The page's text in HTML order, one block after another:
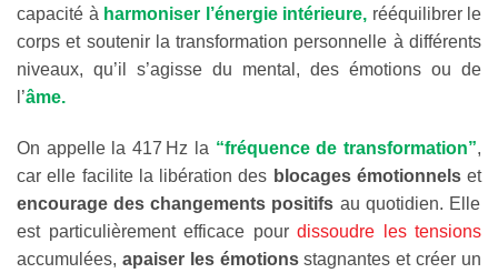
capacité à harmoniser l’énergie intérieure, rééquilibrer le
corps et soutenir la transformation personnelle à différents
niveaux, qu’il s’agisse du mental, des émotions ou de
l’âme.
On appelle la 417 Hz la “fréquence de transformation”,
car elle facilite la libération des blocages émotionnelset
encourage des changements positifs au quotidien. Elle
est particulièrement efficace pour dissoudre les tensions
accumulées, apaiser les émotionsstagnantes et créer un